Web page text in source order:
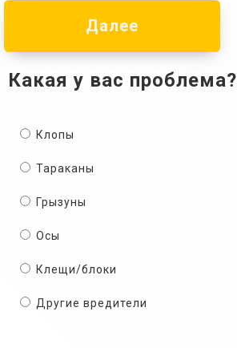
Далее
Какая у вас проблема?
Клопы
Тараканы
Грызуны
Осы
Клещи/блоки
Другие вредители